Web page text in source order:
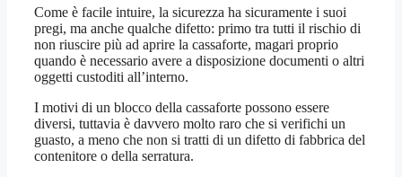
Come è facile intuire, la sicurezza ha sicuramente i suoi
pregi, ma anche qualche difetto: primo tra tutti il rischio di
non riuscire più ad aprire la cassaforte, magari proprio
quando è necessario avere a disposizione documenti o altri
oggetti custoditi all’interno.
I motivi di un blocco della cassaforte possono essere
diversi, tuttavia è davvero molto raro che si verifichi un
guasto, a meno che non si tratti di un difetto di fabbrica del
contenitore o della serratura.